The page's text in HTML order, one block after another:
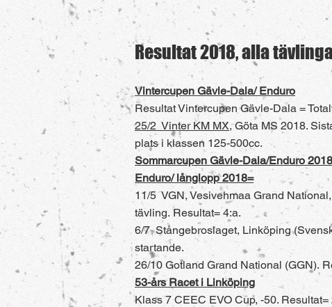
Resultat 2018, alla
Vintercupen Gävle-Dala/ Enduro
Resultat Vintercupen Gävle-Dala =
25/2 Vinter KM MX, Göta MS 2018.
plats i klassen 125-500cc.
Sommarcupen Gävle-Dala/Enduro 2018
Enduro/ långlopp 2018=
11/5 VGN, Vesivehmaa Grand
tävling.Resultat= 4:a.
6/7 Stångebroslaget, Linköping
startande.
26/10 Gotland Grand National (GGN).
53-års Racet i Linköping
Klass 7 CEEC EVO Cup, -50.